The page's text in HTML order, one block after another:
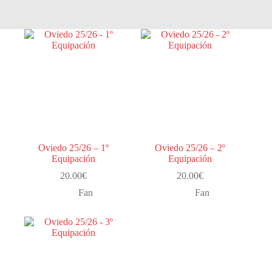
Oviedo 25/26 – 1º
Equipación
20.00€
Fan
Oviedo 25/26 – 2º
Equipación
20.00€
Fan